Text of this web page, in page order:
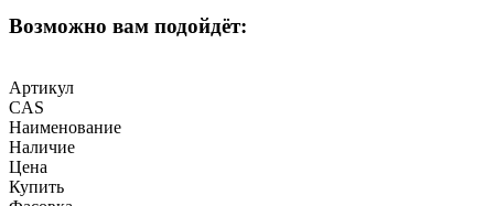
Возможно вам подойдёт:
Артикул
CAS
Наименование
Наличие
Цена
Купить